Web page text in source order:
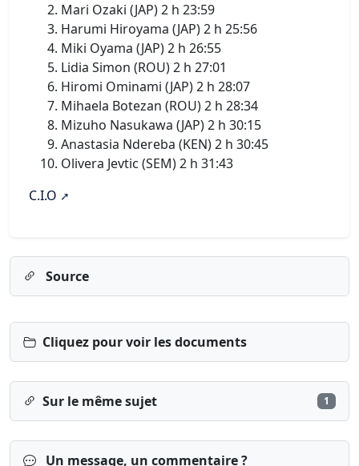
Mari Ozaki (JAP) 2 h 23:59
Harumi Hiroyama (JAP) 2 h 25:56
Miki Oyama (JAP) 2 h 26:55
Lidia Simon (ROU) 2 h 27:01
Hiromi Ominami (JAP) 2 h 28:07
Mihaela Botezan (ROU) 2 h 28:34
Mizuho Nasukawa (JAP) 2 h 30:15
Anastasia Ndereba (KEN) 2 h 30:45
Olivera Jevtic (SEM) 2 h 31:43
C.I.O
Source
Cliquez pour voir les documents
Sur le même sujet 1
Un message, un commentaire ?